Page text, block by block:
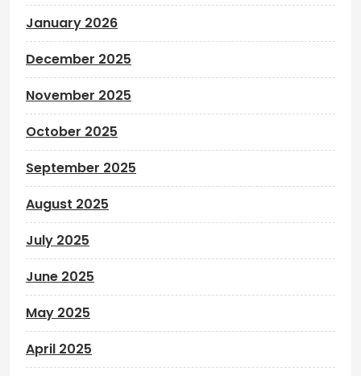
January 2026
December 2025
November 2025
October 2025
September 2025
August 2025
July 2025
June 2025
May 2025
April 2025